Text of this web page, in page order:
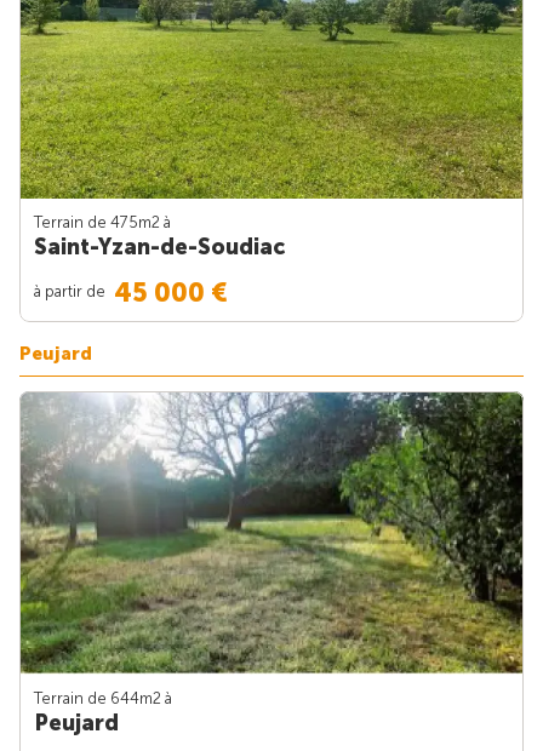
Terrain de 475m2 à
Saint-Yzan-de-Soudiac
à partir de 45 000 €
Peujard
Terrain de 644m2 à
Peujard